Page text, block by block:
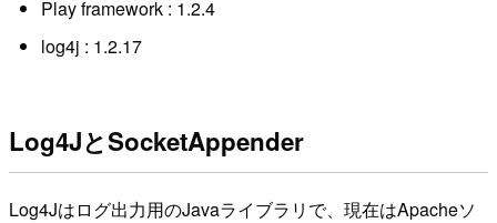
Play framework : 1.2.4
log4j : 1.2.17
Log4JとSocketAppender
Log4Jはログ出力用のJavaライブラリで、現在はApacheソ